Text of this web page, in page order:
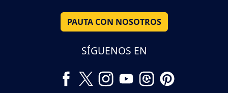
PAUTA CON NOSOTROS
SÍGUENOS EN